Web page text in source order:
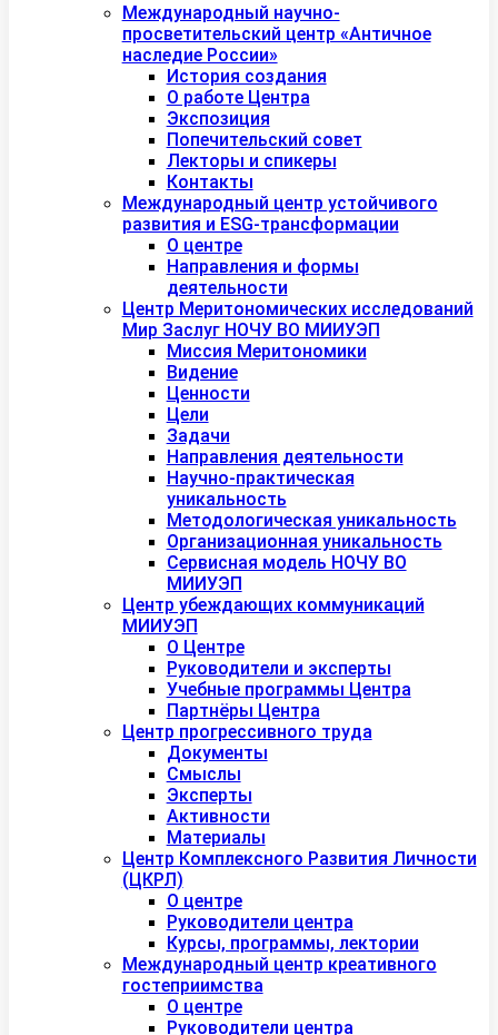
Международный научно-
просветительский центр «Античное
наследие России»
История создания
О работе Центра
Экспозиция
Попечительский совет
Лекторы и спикеры
Контакты
Международный центр устойчивого
развития и ESG-трансформации
О центре
Направления и формы
деятельности
Центр Меритономических исследований
Мир Заслуг НОЧУ ВО МИИУЭП
Миссия Меритономики
Видение
Ценности
Цели
Задачи
Направления деятельности
Научно-практическая
уникальность
Методологическая уникальность
Организационная уникальность
Сервисная модель НОЧУ ВО
МИИУЭП
Центр убеждающих коммуникаций
МИИУЭП
О Центре
Руководители и эксперты
Учебные программы Центра
Партнёры Центра
Центр прогрессивного труда
Документы
Смыслы
Эксперты
Активности
Материалы
Центр Комплексного Развития Личности
(ЦКРЛ)
О центре
Руководители центра
Курсы, программы, лектории
Международный центр креативного
гостеприимства
О центре
Руководители центра